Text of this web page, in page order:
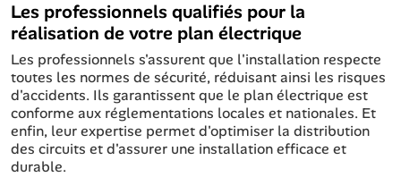
Les professionnels qualifiés pour la
réalisation de votre plan électrique
Les professionnels s'assurent que l'installation respecte
toutes les normes de sécurité, réduisant ainsi les risques
d'accidents. Ils garantissent que le plan électrique est
conforme aux réglementations locales et nationales. Et
enfin, leur expertise permet d'optimiser la distribution
des circuits et d'assurer une installation efficace et
durable.